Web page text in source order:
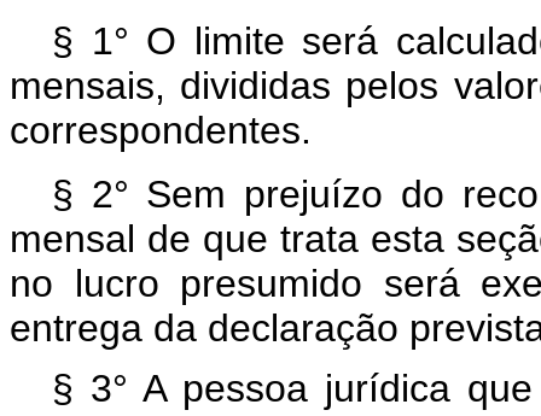
§ 1° O limite será
mensais, divididas pelos
correspondentes.
§ 2° Sem prejuízo do
mensal de que trata esta
no lucro presumido será
entrega da declaração
§ 3° A pessoa jurídica